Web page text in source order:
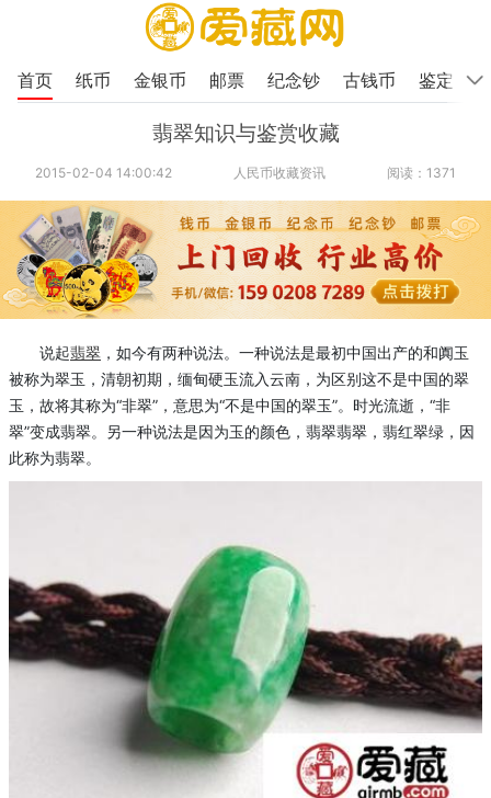
首页 纸币 金银币 邮票 纪念钞 古钱币 鉴定
翡翠知识与鉴赏收藏
2015-02-04 14:00:42 人民币收藏资讯 阅读：1371
说起翡翠 ，如今有两种说法。一种说法是最初中国出产的和阗玉
被称为翠玉，清朝初期，缅甸硬玉流入云南，为区别这不是中国的翠
玉，故将其称为“非翠”，意思为“不是中国的翠玉”。时光流逝，“非
翠”变成翡翠。另一种说法是因为玉的颜色，翡翠翡翠，翡红翠绿，因
此称为翡翠。